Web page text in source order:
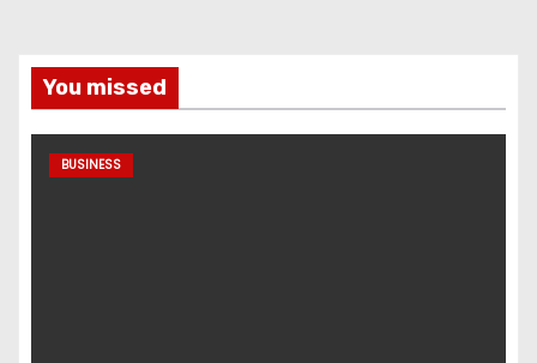
You missed
BUSINESS